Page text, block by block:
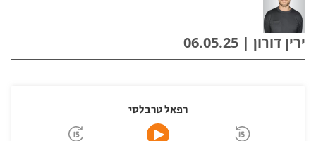
ירין דורון | 06.05.25
רפאל טרבלסי